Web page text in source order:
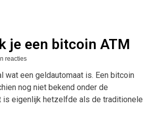
je een bitcoin ATM
reacties
wat een geldautomaat is. Een bitcoin
nog niet bekend onder de
is eigenlijk hetzelfde als de traditionele